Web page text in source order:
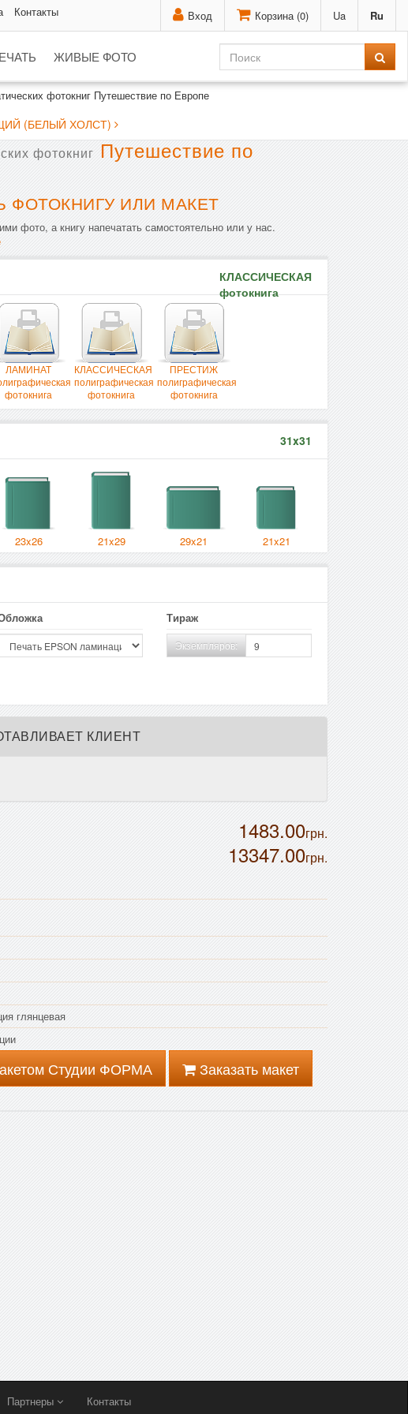
Вход Корзина (0) Ua Ru
Контакты
ЖИВЫЕ ФОТО
фотокниг Путешествие по Европе
(БЕЛЫЙ ХОЛСТ)
фотокниг Путешествие по
ФОТОКНИГУ ИЛИ МАКЕТ
фото, а книгу напечатать самостоятельно или у нас.
КЛАССИЧЕСКАЯ
фотокнига
ЛАМИНАТ
фотокнига
КЛАССИЧЕСКАЯ
полиграфическая
фотокнига
ПРЕСТИЖ
полиграфическая
фотокнига
31x31
23x26 21x29 29x21 21x21
Тираж
Экземпляров:
КЛИЕНТ
1483.00грн.
13347.00грн.
глянцевая
Студии ФОРМА Заказать макет
Партнеры Контакты